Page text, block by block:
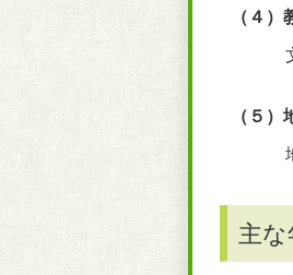
（４
（５
主